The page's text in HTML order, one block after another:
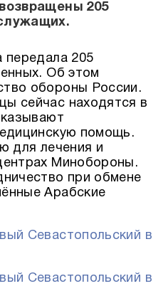
205
передала 205
Об этом
обороны России.
сейчас находятся в
помощь.
для лечения и
Минобороны.
при обмене
Арабские
Севастопольский в
Севастопольский в